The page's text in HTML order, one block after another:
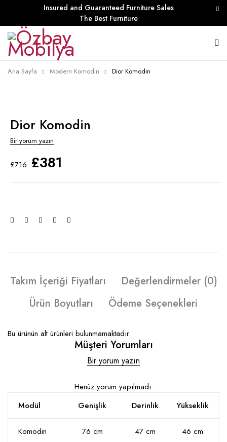
Insured and Guaranteed Furniture Sales
The Best Furniture
Ana Sayfa Modern Komodin Dior Komodin
Dior Komodin
Bir yorum yazın
£716 £381
Takım İçeriği Fiyatları
Değerlendirmeler (0)
Ürün Boyutları
Ödeme Seçenekleri
Bu ürünün alt ürünleri bulunmamaktadır.
Müşteri Yorumları
Bir yorum yazın
Henüz yorum yapılmadı.
Modül
Genişlik Derinlik Yükseklik
Komodin 76 cm 47 cm 46 cm